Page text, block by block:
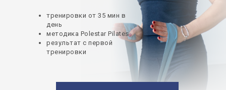
тренировки от 35 мин в
день
методика Polestar Pilates
результат с первой
тренировки